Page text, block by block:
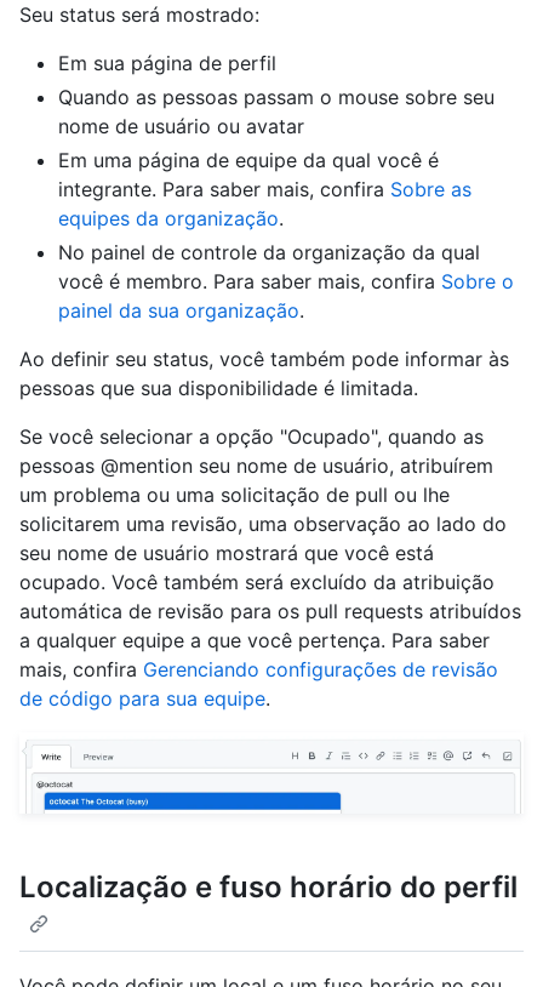
Seu status será mostrado:
Em sua página de perfil
Quando as pessoas passam o mouse sobre seu
nome de usuário ou avatar
Em uma página de equipe da qual você é
integrante. Para saber mais, confira Sobre as
equipes da organização.
No painel de controle da organização da qual
você é membro. Para saber mais, confira Sobre o
painel da sua organização.
Ao definir seu status, você também pode informar às
pessoas que sua disponibilidade é limitada.
Se você selecionar a opção "Ocupado", quando as
pessoas @mention seu nome de usuário, atribuírem
um problema ou uma solicitação de pull ou lhe
solicitarem uma revisão, uma observação ao lado do
seu nome de usuário mostrará que você está
ocupado. Você também será excluído da atribuição
automática de revisão para os pull requests atribuídos
a qualquer equipe a que você pertença. Para saber
mais, confira Gerenciando configurações de revisão
de código para sua equipe.
Localização e fuso horário do perfil